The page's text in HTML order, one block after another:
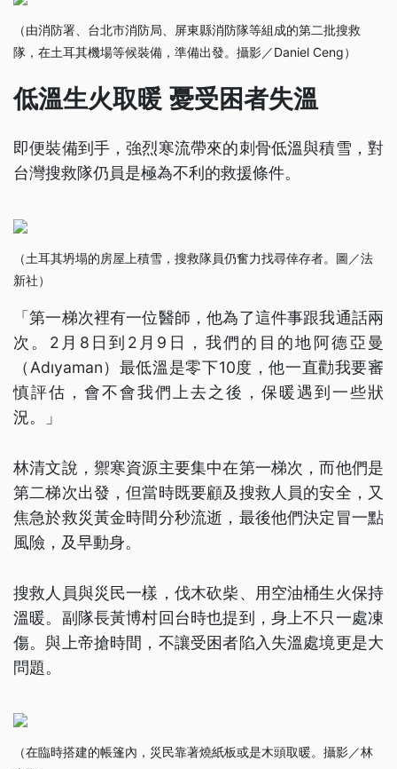
（由消防署、台北市消防局、屏東縣消防隊等組成的第二批搜救
隊，在土耳其機場等候裝備，準備出發。攝影／Daniel Ceng）
低溫生火取暖 憂受困者失溫
即便裝備到手，強烈寒流帶來的刺骨低溫與積雪，對
台灣搜救隊仍員是極為不利的救援條件。
（土耳其坍塌的房屋上積雪，搜救隊員仍奮力找尋倖存者。圖／法
新社）
「第一梯次裡有一位醫師，他為了這件事跟我通話兩
次。2月8日到2月9日，我們的目的地阿德亞曼
（Adıyaman）最低溫是零下10度，他一直勸我要審
慎評估，會不會我們上去之後，保暖遇到一些狀
況。」
林清文說，禦寒資源主要集中在第一梯次，而他們是
第二梯次出發，但當時既要顧及搜救人員的安全，又
焦急於救災黃金時間分秒流逝，最後他們決定冒一點
風險，及早動身。
搜救人員與災民一樣，伐木砍柴、用空油桶生火保持
溫暖。副隊長黃博村回台時也提到，身上不只一處凍
傷。與上帝搶時間，不讓受困者陷入失溫處境更是大
問題。
（在臨時搭建的帳篷內，災民靠著燒紙板或是木頭取暖。攝影／林